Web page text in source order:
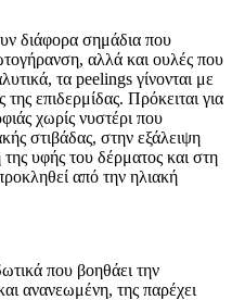
διάφορα σημάδια που
αλλά και ουλές που
τα peelings γίνονται με
επιδερμίδας. Πρόκειται για
χωρίς νυστέρι που
στιβάδας, στην εξάλειψη
υφής του δέρματος και στη
από την ηλιακή
που βοηθάει την
ανανεωμένη, της παρέχει